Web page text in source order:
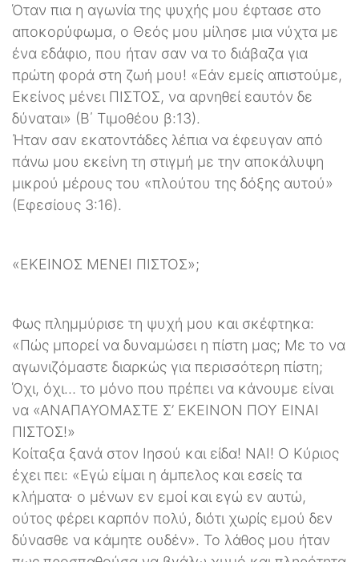
Όταν πια η αγωνία της ψυχής μου έφτασε στο
αποκορύφωμα, ο Θεός μου μίλησε μια νύχτα με
ένα εδάφιο, που ήταν σαν να το διάβαζα για
πρώτη φορά στη ζωή μου! «Εάν εμείς απιστούμε,
Εκείνος μένει ΠΙΣΤΟΣ, να αρνηθεί εαυτόν δε
δύναται» (Β΄ Τιμοθέου β:13).
Ήταν σαν εκατοντάδες λέπια να έφευγαν από
πάνω μου εκείνη τη στιγμή με την αποκάλυψη
μικρού μέρους του «πλούτου της δόξης αυτού»
(Εφεσίους 3:16).
«ΕΚΕΙΝΟΣ ΜΕΝΕΙ ΠΙΣΤΟΣ»;
Φως πλημμύρισε τη ψυχή μου και σκέφτηκα:
«Πώς μπορεί να δυναμώσει η πίστη μας; Με το να
αγωνιζόμαστε διαρκώς για περισσότερη πίστη;
Όχι, όχι… το μόνο που πρέπει να κάνουμε είναι
να «ΑΝΑΠΑΥΟΜΑΣΤΕ Σ’ ΕΚΕΙΝΟΝ ΠΟΥ ΕΙΝΑΙ
ΠΙΣΤΟΣ!»
Κοίταξα ξανά στον Ιησού και είδα! ΝΑΙ! Ο Κύριος
έχει πει: «Εγώ είμαι η άμπελος και εσείς τα
κλήματα· ο μένων εν εμοί και εγώ εν αυτώ,
ούτος φέρει καρπόν πολύ, διότι χωρίς εμού δεν
δύνασθε να κάμητε ουδέν». Το λάθος μου ήταν